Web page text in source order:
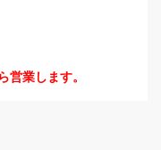
営業します。